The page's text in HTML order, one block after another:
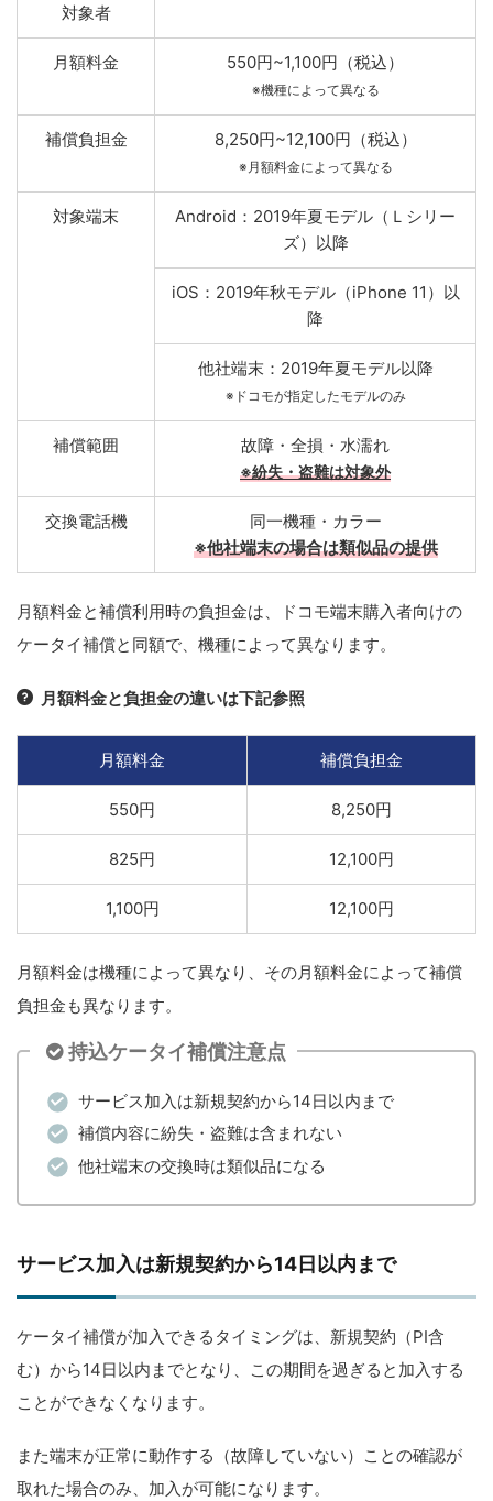
対象者
月額料金 550円~1,100円（税込）
※機種によって異なる
補償負担金 8,250円~12,100円（税込）
※月額料金によって異なる
対象端末
Android：2019年夏モデル（Ｌシリー
ズ）以降
iOS：2019年秋モデル（iPhone 11）以
降
他社端末：2019年夏モデル以降
※ドコモが指定したモデルのみ
補償範囲 故障・全損・水濡れ
※紛失・盗難は対象外
交換電話機
同一機種・カラー
※他社端末の場合は類似品の提供
月額料金と補償利用時の負担金は、ドコモ端末購入者向けの
ケータイ補償と同額で、機種によって異なります。
月額料金と負担金の違いは下記参照
月額料金 補償負担金
550円 8,250円
825円 12,100円
1,100円 12,100円
月額料金は機種によって異なり、その月額料金によって補償
負担金も異なります。
持込ケータイ補償注意点
サービス加入は新規契約から14日以内まで
補償内容に紛失・盗難は含まれない
他社端末の交換時は類似品になる
サービス加入は新規契約から14日以内まで
ケータイ補償が加入できるタイミングは、新規契約（PI含
む）から14日以内までとなり、この期間を過ぎると加入する
ことができなくなります。
また端末が正常に動作する（故障していない）ことの確認が
取れた場合のみ、加入が可能になります。